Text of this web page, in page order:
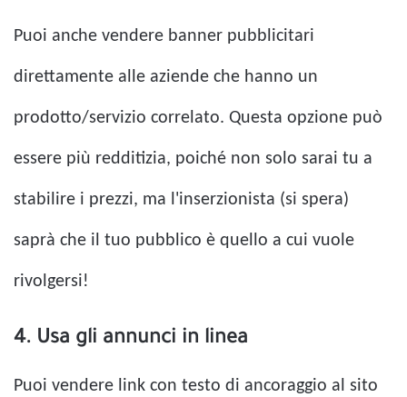
Puoi anche vendere banner pubblicitari
direttamente alle aziende che hanno un
prodotto/servizio correlato. Questa opzione può
essere più redditizia, poiché non solo sarai tu a
stabilire i prezzi, ma l'inserzionista (si spera)
saprà che il tuo pubblico è quello a cui vuole
rivolgersi!
4. Usa gli annunci in linea
Puoi vendere link con testo di ancoraggio al sito